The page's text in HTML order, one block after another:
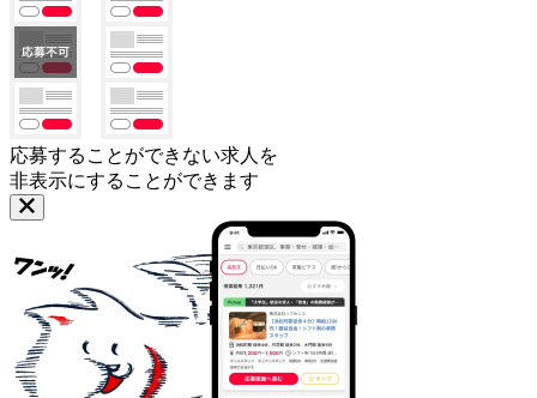
応募することができない求人を
非表示にすることができます